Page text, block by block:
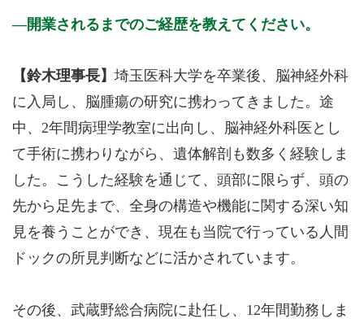
開業されるまでのご経歴を教えてください。
【鈴木理事長】 埼玉医科大学を卒業後、脳神経外科
に入局し、脳腫瘍の研究に携わってきました。途
中、2年間病理学教室に出向し、脳神経外科医とし
て手術に携わりながら、遺体解剖も数多く経験しま
した。こうした経験を通じて、頭部に限らず、頭の
先から足先まで、全身の構造や機能に関する深い知
見を養うことができ、現在も当院で行っている人間
ドックの所見判断などに活かされています。
その後、武蔵野総合病院に赴任し、12年間勤務しま